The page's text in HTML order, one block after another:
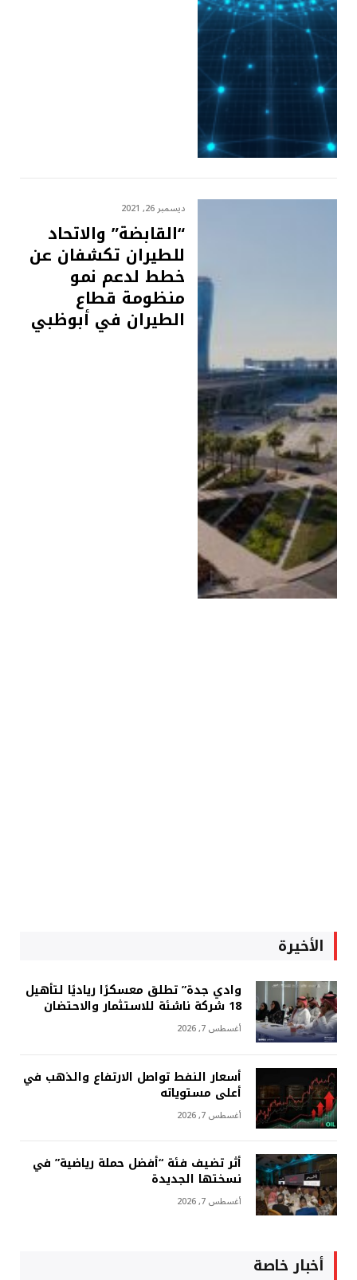
ديسمبر 26, 2021
“القابضة” والاتحاد
للطيران تكشفان عن
خطط لدعم نمو
منظومة قطاع
الطيران في أبوظبي
الأخيرة
وادي جدة” تطلق معسكرًا رياديًا لتأهيل
18 شركة ناشئة للاستثمار والاحتضان
أغسطس 7, 2026
أسعار النفط تواصل الارتفاع والذهب في
أعلى مستوياته
أغسطس 7, 2026
أثر تضيف فئة “أفضل حملة رياضية” في
نسختها الجديدة
أغسطس 7, 2026
أخبار خاصة